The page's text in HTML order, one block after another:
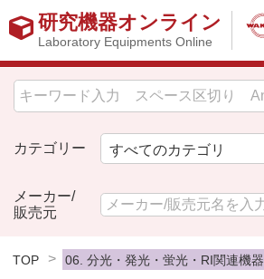
研究機器オンライン
Laboratory Equipments Online
カテゴリー
メーカー/
販売元
TOP 06. 分光・発光・蛍光・RI関連機器